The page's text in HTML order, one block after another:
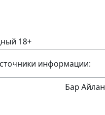
18+
информации:
Бар Айлан